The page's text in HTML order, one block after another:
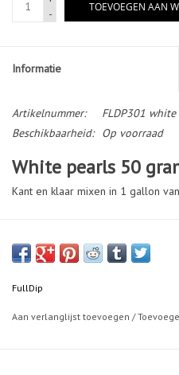
-
TOEVOEGEN AAN
Informatie
Artikelnummer:
FLDP301
Beschikbaarheid:
Op voorraad
White pearls 50
Kant en klaar mixen in 1 gallon
FullDip
Aan verlanglijst toevoegen /